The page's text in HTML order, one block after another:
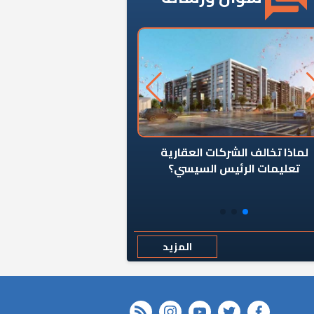
من يوقف سرطان الأبراج السكنية
المخالفة ياحكومة؟
المزيد